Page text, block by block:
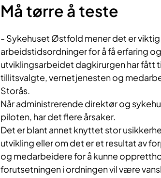
Må tørre å teste
- Sykehuset Østfold mener det er viktig
arbeidstidsordninger for å få erfaring
utviklingsarbeidet dagkirurgen har fått
tillitsvalgte, vernetjenesten og
Storås.
Når administrerende direktør og
piloten, har det flere årsaker.
Det er blant annet knyttet stor
utvikling eller om det er et resultat av
og medarbeidere for å kunne
forutsetningen i ordningen vil være